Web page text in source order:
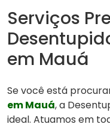
Serviços
em Mauá
Se você está
em Mauá, a
ideal. Atuamos em